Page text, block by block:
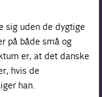
sig uden de dygtige
på både små og
er, at det danske
hvis de
han.